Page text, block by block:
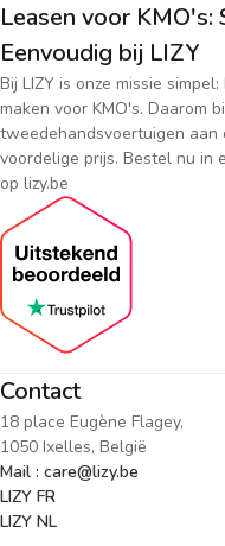
Leasen voor KMO's:
Eenvoudig bij LIZY
Bij LIZY is onze missie
maken voor KMO's. Daarom
tweedehandsvoertuigen aan
voordelige prijs. Bestel nu in
op lizy.be
Contact
18 place Eugène Flagey,
1050 Ixelles, België
Mail : care@lizy.be
LIZY FR
LIZY NL